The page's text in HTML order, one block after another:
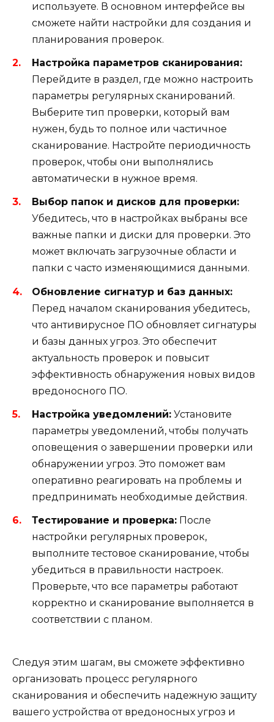
используете. В основном интерфейсе вы
сможете найти настройки для создания и
планирования проверок.
Настройка параметров сканирования:
Перейдите в раздел, где можно настроить
параметры регулярных сканирований.
Выберите тип проверки, который вам
нужен, будь то полное или частичное
сканирование. Настройте периодичность
проверок, чтобы они выполнялись
автоматически в нужное время.
Выбор папок и дисков для проверки:
Убедитесь, что в настройках выбраны все
важные папки и диски для проверки. Это
может включать загрузочные области и
папки с часто изменяющимися данными.
Обновление сигнатур и баз данных:
Перед началом сканирования убедитесь,
что антивирусное ПО обновляет сигнатуры
и базы данных угроз. Это обеспечит
актуальность проверок и повысит
эффективность обнаружения новых видов
вредоносного ПО.
Настройка уведомлений: Установите
параметры уведомлений, чтобы получать
оповещения о завершении проверки или
обнаружении угроз. Это поможет вам
оперативно реагировать на проблемы и
предпринимать необходимые действия.
Тестирование и проверка: После
настройки регулярных проверок,
выполните тестовое сканирование, чтобы
убедиться в правильности настроек.
Проверьте, что все параметры работают
корректно и сканирование выполняется в
соответствии с планом.
Следуя этим шагам, вы сможете эффективно
организовать процесс регулярного
сканирования и обеспечить надежную защиту
вашего устройства от вредоносных угроз и